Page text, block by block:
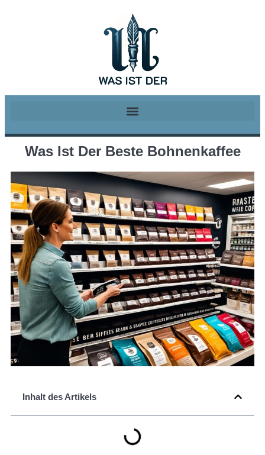
Was Ist Der Beste Bohnenkaffee
Inhalt des Artikels